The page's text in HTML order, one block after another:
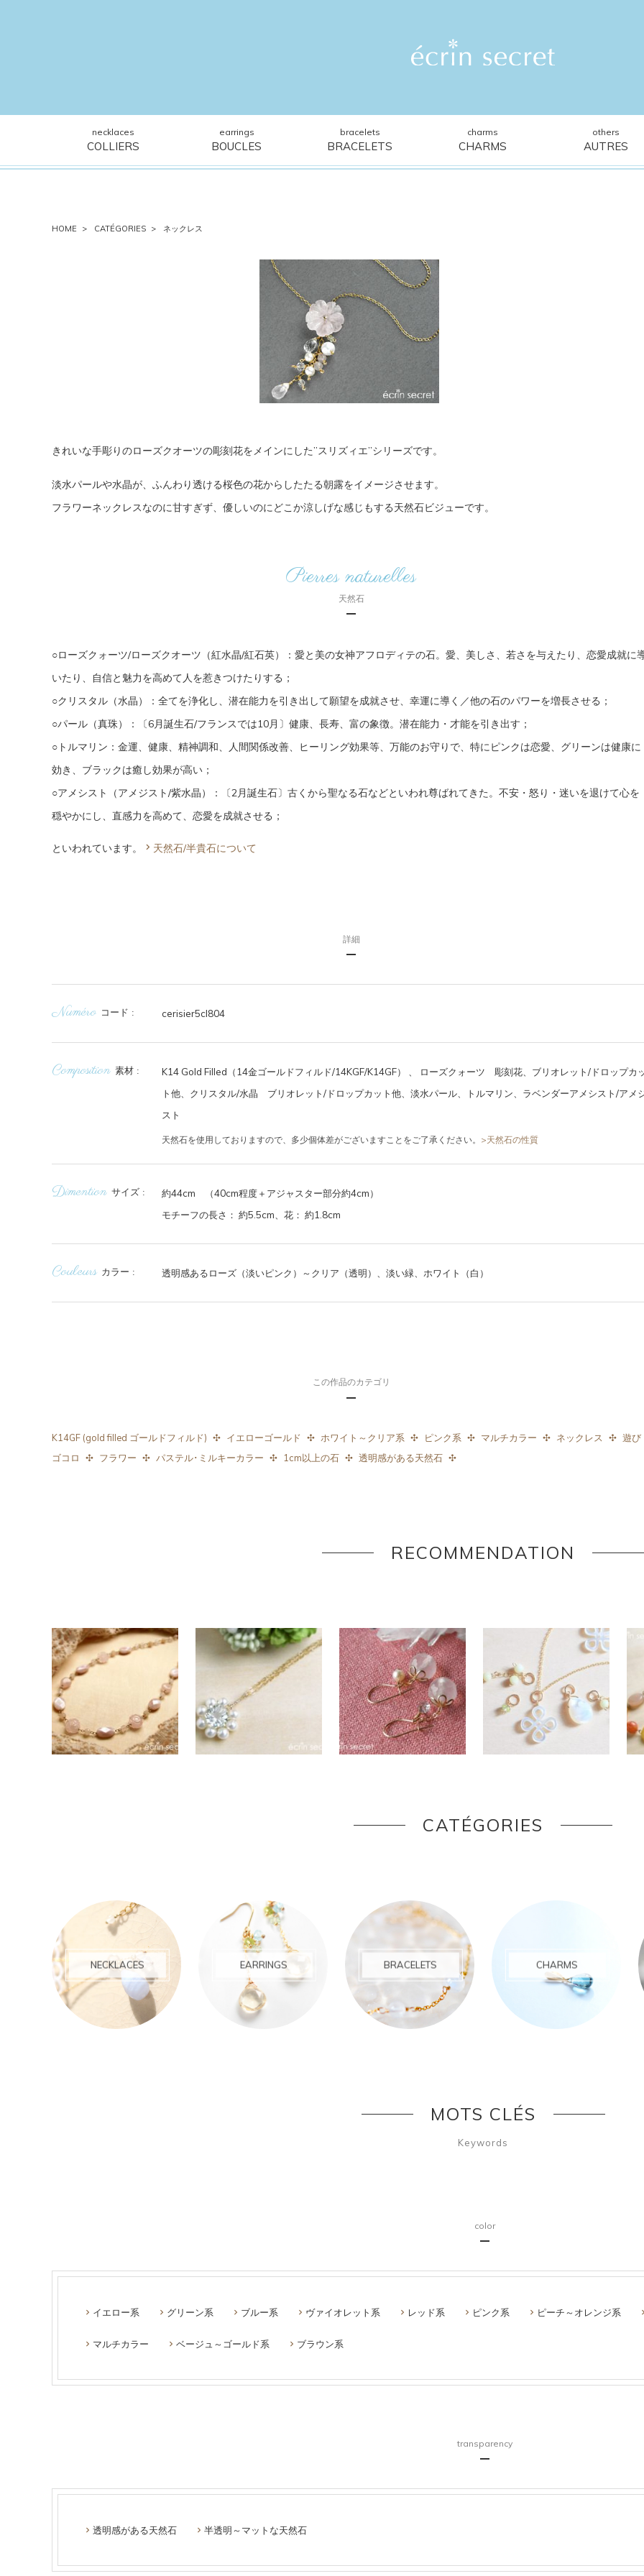
necklaces
COLLIERS
earrings
BOUCLES
bracelets
BRACELETS
charms
CHARMS
others
AUTRES
HOME CATÉGORIES ネックレス
きれいな手彫りのローズクオーツの彫刻花をメインにした”スリズィエ”シリーズです。
淡水パールや水晶が、ふんわり透ける桜色の花からしたたる朝露をイメージさせます。
フラワーネックレスなのに甘すぎず、優しいのにどこか涼しげな感じもする天然石ビジューです。
Pierres naturelles
天然石
○ローズクォーツ/ローズクオーツ（紅水晶/紅石英）：愛と美の女神アフロディテの石。愛、美しさ、若さを与えたり、恋愛成就に
いたり、自信と魅力を高めて人を惹きつけたりする；
○クリスタル（水晶）：全てを浄化し、潜在能力を引き出して願望を成就させ、幸運に導く／他の石のパワーを増長させる；
○パール（真珠）：〔6月誕生石/フランスでは10月〕健康、長寿、富の象徴。潜在能力・才能を引き出す；
○トルマリン：金運、健康、精神調和、人間関係改善、ヒーリング効果等、万能のお守りで、特にピンクは恋愛、グリーンは健康に
効き、ブラックは癒し効果が高い；
○アメシスト（アメジスト/紫水晶）：〔2月誕生石〕古くから聖なる石などといわれ尊ばれてきた。不安・怒り・迷いを退けて心を
穏やかにし、直感力を高めて、恋愛を成就させる；
といわれています。 天然石/半貴石について
詳細
Numéro コード cerisier5cl804
Composition 素材 K14 Gold Filled（14金ゴールドフィルド/14KGF/K14GF） 、
ローズクォーツ 彫刻花、ブリオレット/ドロップカ
ト他、クリスタル/水晶 ブリオレット/ドロップカット他、淡水パール、トルマリン、ラベンダーアメシスト/アメ
スト
天然石を使用しておりますので、多少個体差がございますことをご了承ください。 >天然石の性質
Dimention サイズ
約44cm （40cm程度＋アジャスター部分約4cm）
モチーフの長さ： 約5.5cm、花： 約1.8cm
Couleurs カラー 透明感あるローズ（淡いピンク）～クリア（透明）、淡い緑、ホワイト（白）
この作品のカテゴリ
K14GF (gold filled ゴールドフィルド) イエローゴールド ホワイト～クリア系 ピンク系 マルチカラー ネックレス
遊び
ゴコロ
フラワー パステル･ミルキーカラー 1cm以上の石 透明感がある天然石
RECOMMENDATION
CATÉGORIES
NECKLACES EARRINGS BRACELETS CHARMS
MOTS CLÉS
Keywords
color
イエロー系 グリーン系 ブルー系 ヴァイオレット系 レッド系 ピンク系 ピーチ～オレンジ系
マルチカラー ベージュ～ゴールド系 ブラウン系
transparency
透明感がある天然石 半透明～マットな天然石